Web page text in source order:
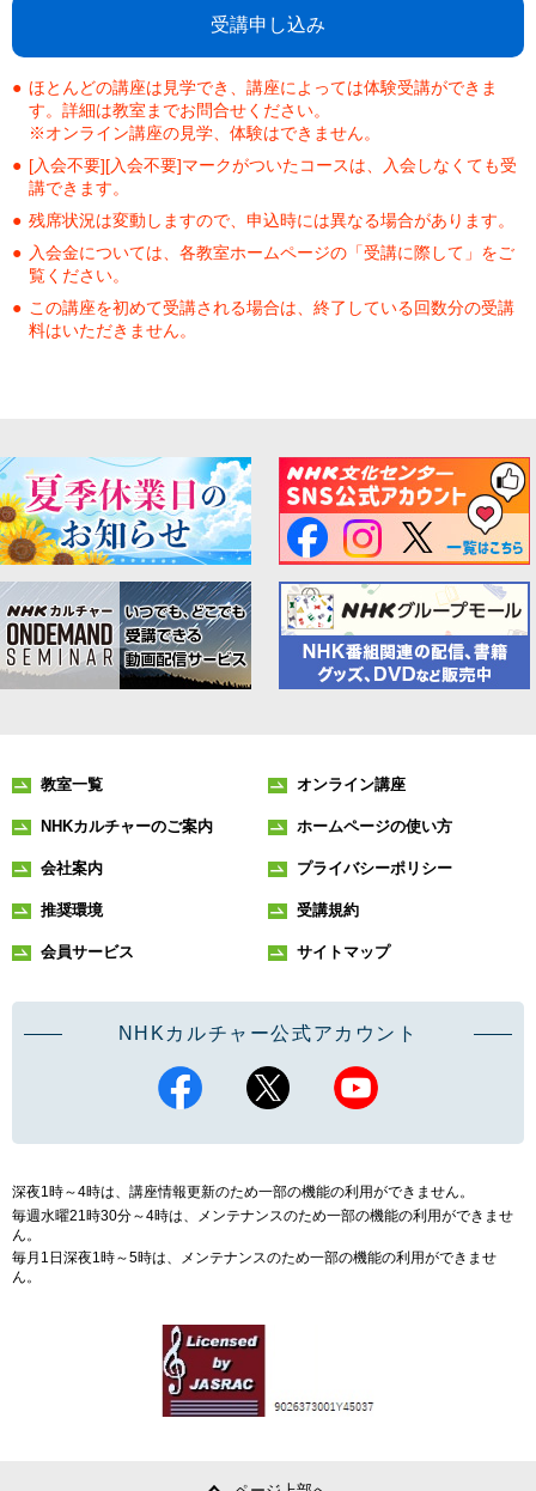
受講申し込み
ほとんどの講座は見学でき、講座によっては体験受講ができま
す。詳細は教室までお問合せください。
※オンライン講座の見学、体験はできません。
[入会不要][入会不要]マークがついたコースは、入会しなくても受
講できます。
残席状況は変動しますので、申込時には異なる場合があります。
入会金については、各教室ホームページの「受講に際して」をご
覧ください。
この講座を初めて受講される場合は、終了している回数分の受講
料はいただきません。
教室一覧 オンライン講座
NHKカルチャーのご案内 ホームページの使い方
会社案内 プライバシーポリシー
推奨環境 受講規約
会員サービス サイトマップ
NHKカルチャー公式アカウント
深夜1時～4時は、講座情報更新のため一部の機能の利用ができません。
毎週水曜21時30分～4時は、メンテナンスのため一部の機能の利用ができませ
ん。
毎月1日深夜1時～5時は、メンテナンスのため一部の機能の利用ができませ
ん。